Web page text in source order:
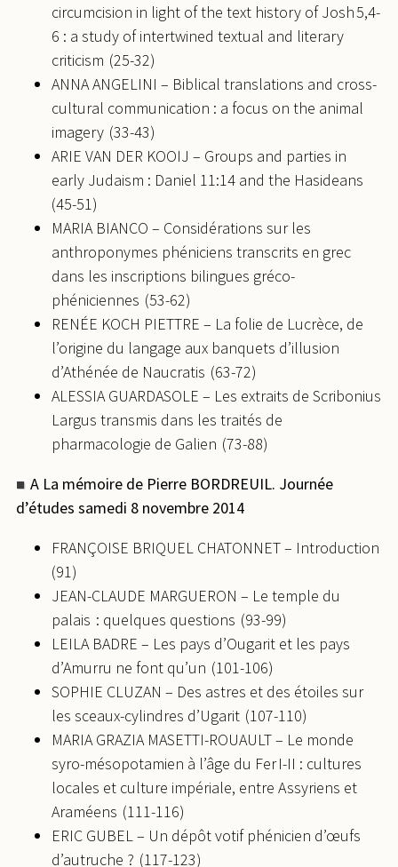
circumcision in light of the text history of Josh 5,4-
6 : a study of intertwined textual and literary
criticism (25-32)
ANNA ANGELINI – Biblical translations and cross-
cultural communication : a focus on the animal
imagery (33-43)
ARIE VAN DER KOOIJ – Groups and parties in
early Judaism : Daniel 11:14 and the Hasideans
(45-51)
MARIA BIANCO – Considérations sur les
anthroponymes phéniciens transcrits en grec
dans les inscriptions bilingues gréco-
phéniciennes (53-62)
RENÉE KOCH PIETTRE – La folie de Lucrèce, de
l’origine du langage aux banquets d’illusion
d’Athénée de Naucratis (63-72)
ALESSIA GUARDASOLE – Les extraits de Scribonius
Largus transmis dans les traités de
pharmacologie de Galien (73-88)
A La mémoire de Pierre BORDREUIL. Journée
d’études samedi 8 novembre 2014
FRANÇOISE BRIQUEL CHATONNET – Introduction
(91)
JEAN-CLAUDE MARGUERON – Le temple du
palais : quelques questions (93-99)
LEILA BADRE – Les pays d’Ougarit et les pays
d’Amurru ne font qu’un (101-106)
SOPHIE CLUZAN – Des astres et des étoiles sur
les sceaux-cylindres d’Ugarit (107-110)
MARIA GRAZIA MASETTI-ROUAULT – Le monde
syro-mésopotamien à l’âge du Fer I-II : cultures
locales et culture impériale, entre Assyriens et
Araméens (111-116)
ERIC GUBEL – Un dépôt votif phénicien d’œufs
d’autruche ? (117-123)